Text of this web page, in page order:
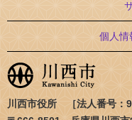
個人情
川西市役所 ［法人番号：